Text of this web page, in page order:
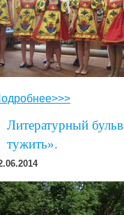
Литературный
тужить».